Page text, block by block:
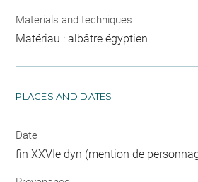
Materials and techniques
Matériau : albâtre égyptien
PLACES AND DATES
Date
fin XXVIe dyn (mention de